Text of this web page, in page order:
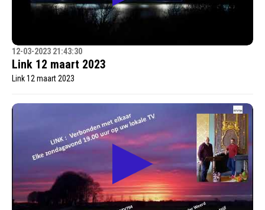
12-03-2023 21:43:30
Link 12 maart 2023
Link 12 maart 2023